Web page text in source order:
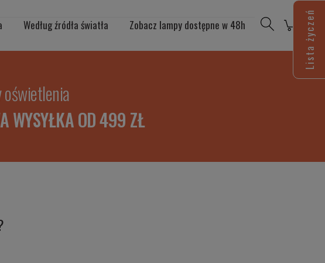
Według źródła światła Zobacz lampy dostępne w 48h
WYSYŁKA OD 499 ZŁ
Lista życzeń